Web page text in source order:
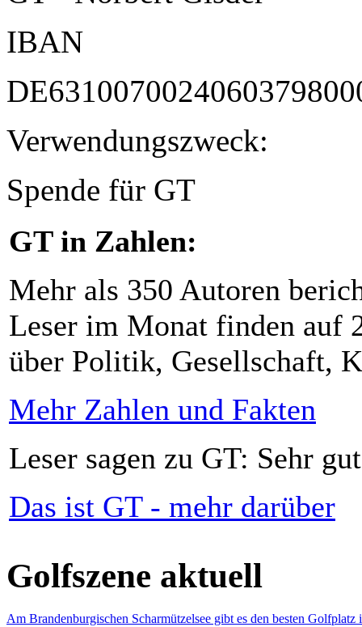
IBAN
Verwendungszweck:
Spende für GT
GT in Zahlen:
Mehr als 350 Autoren
Leser im Monat finden auf
über Politik, Gesellschaft,
Mehr Zahlen und Fakten
Leser sagen zu GT: Sehr
Das ist GT - mehr darüber
Golfszene aktuell
Am Brandenburgischen Scharmützelsee gibt es den besten